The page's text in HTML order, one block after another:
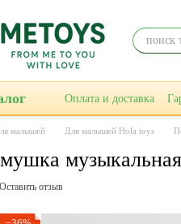
контенту
Оплата и доставка
малышей Для малышей Hola toys
Оставить отзыв